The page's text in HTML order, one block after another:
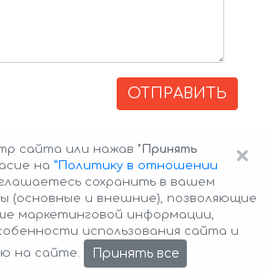
ОТПРАВИТЬ
© 2026 Авто-Аренда Cookie Policy
×
сайта или нажав "Принять
на ”Политику в отношении
сохранить в вашем
(основные и внешние), позволяющие
маркетинговой информации,
использования сайта и
на сайте.
Принять все